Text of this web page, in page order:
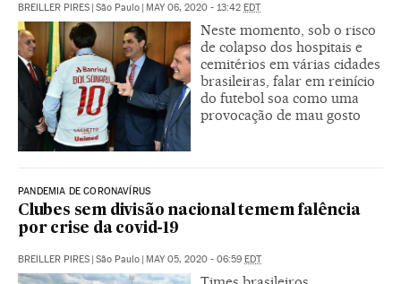
BREILLER PIRES | São Paulo | MAY 06, 2020 - 13:42 EDT
Neste momento, sob o risco
de colapso dos hospitais e
cemitérios em várias cidades
brasileiras, falar em reinício
do futebol soa como uma
provocação de mau gosto
PANDEMIA DE CORONAVÍRUS
Clubes sem divisão nacional temem falência
por crise da covid-19
BREILLER PIRES | São Paulo | MAY 05, 2020 - 06:59 EDT